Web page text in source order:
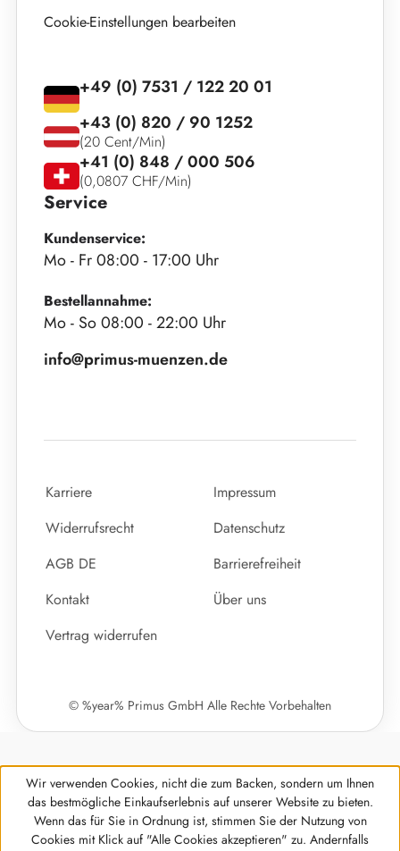
Cookie-Einstellungen bearbeiten
Service
Kundenservice:
Mo - Fr 08:00 - 17:00 Uhr
Bestellannahme:
Mo - So 08:00 - 22:00 Uhr
info@primus-muenzen.de
+49 (0) 7531 / 122 20 01
+43 (0) 820 / 90 1252
(20 Cent/Min)
+41 (0) 848 / 000 506
(0,0807 CHF/Min)
Karriere
Impressum
Widerrufsrecht
Datenschutz
AGB DE
Barrierefreiheit
Kontakt
Über uns
Vertrag widerrufen
© %year% Primus GmbH Alle Rechte Vorbehalten
Wir verwenden Cookies, nicht die zum Backen, sondern um Ihnen
das bestmögliche Einkaufserlebnis auf unserer Website zu bieten.
Wenn das für Sie in Ordnung ist, stimmen Sie der Nutzung von
Cookies mit Klick auf "Alle Cookies akzeptieren" zu. Andernfalls